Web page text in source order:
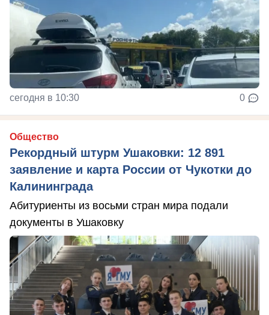
сегодня в 10:30 0
Общество
Рекордный штурм Ушаковки: 12 891
заявление и карта России от Чукотки до
Калининграда
Абитуриенты из восьми стран мира подали
документы в Ушаковку